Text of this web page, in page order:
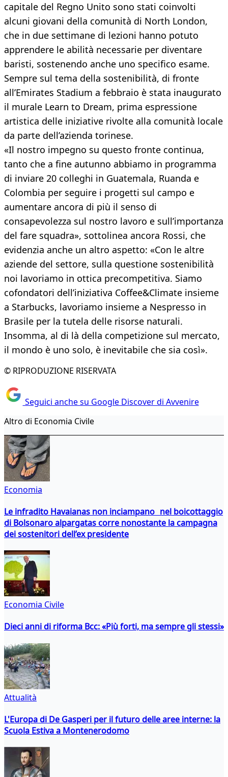
capitale del Regno Unito sono stati coinvolti
alcuni giovani della comunità di North London,
che in due settimane di lezioni hanno potuto
apprendere le abilità necessarie per diventare
baristi, sostenendo anche uno specifico esame.
Sempre sul tema della sostenibilità, di fronte
all’Emirates Stadium a febbraio è stata inaugurato
il murale Learn to Dream, prima espressione
artistica delle iniziative rivolte alla comunità locale
da parte dell’azienda torinese.
«Il nostro impegno su questo fronte continua,
tanto che a fine autunno abbiamo in programma
di inviare 20 colleghi in Guatemala, Ruanda e
Colombia per seguire i progetti sul campo e
aumentare ancora di più il senso di
consapevolezza sul nostro lavoro e sull’importanza
del fare squadra», sottolinea ancora Rossi, che
evidenzia anche un altro aspetto: «Con le altre
aziende del settore, sulla questione sostenibilità
noi lavoriamo in ottica precompetitiva. Siamo
cofondatori dell’iniziativa Coffee&Climate insieme
a Starbucks, lavoriamo insieme a Nespresso in
Brasile per la tutela delle risorse naturali.
Insomma, al di là della competizione sul mercato,
il mondo è uno solo, è inevitabile che sia così».
© RIPRODUZIONE RISERVATA
Seguici anche su Google Discover di Avvenire
Altro di Economia Civile
Economia
Le infradito Havaianas non inciampano nel boicottaggio
di Bolsonaro alpargatas corre nonostante la campagna
dei sostenitori dell’ex presidente
Economia Civile
Dieci anni di riforma Bcc: «Più forti, ma sempre gli stessi»
Attualità
L'Europa di De Gasperi per il futuro delle aree interne: la
Scuola Estiva a Montenerodomo